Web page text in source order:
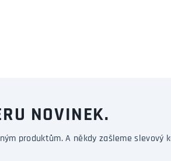
NOVINEK.
produktům. A někdy zašleme